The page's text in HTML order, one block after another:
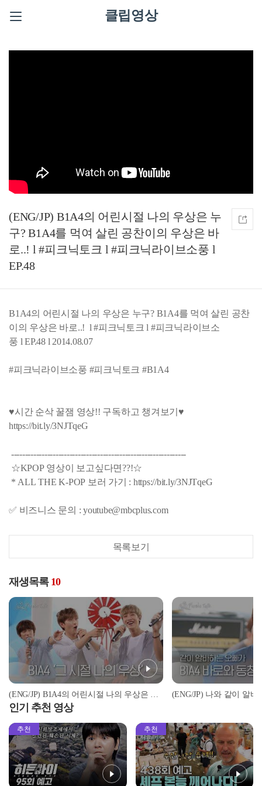
클립영상
(ENG/JP) B1A4의 어린시절 나의 우상은 누
구? B1A4를 먹여 살린 공찬이의 우상은 바
로..! l #피크닉토크 l #피크닉라이브소풍 l
EP.48
B1A4의 어린시절 나의 우상은 누구? B1A4를 먹여 살린 공찬
이의 우상은 바로..! l #피크닉토크 l #피크닉라이브소
풍 l EP.48 l 2014.08.07
#피크닉라이브소풍 #피크닉토크 #B1A4
♥시간 순삭 꿀잼 영상!! 구독하고 챙겨보기♥
https://bit.ly/3NJTqeG
---------------------------------------------------------------
☆KPOP 영상이 보고싶다면??!☆
* ALL THE K-POP 보러 가기 : https://bit.ly/3NJTqeG
✅ 비즈니스 문의 : youtube@mbcplus.com
목록보기
재생목록 10
(ENG/JP) B1A4의 어린시절 나의 우상은 누구? B1A4를 먹여 살린 공찬이의 우상은 바로..! l #피크닉토크 l #피크닉라이브소풍 l EP.48
인기 추천 영상
추천 추천